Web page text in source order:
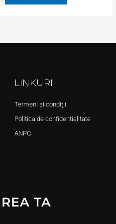
LINKURI
Termeni și condiții
Politica de confidențialitate
ANPC
TA